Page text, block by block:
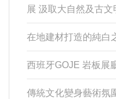
展 汲取大自然及古
在地建材打造的純白
西班牙GOJE 岩板展
傳統文化變身藝術氛